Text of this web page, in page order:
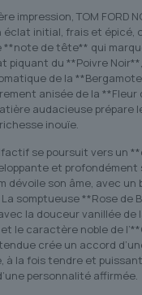
impression, TOM FORD
éclat initial, frais et épicé,
**note de tête** qui
piquant du **Poivre
de la
anisée de la
audacieuse prépare
inouïe.
se poursuit vers un
et profondément
dévoile son âme, avec
somptueuse **Rose de
la douceur vanillée de
et le caractère noble de
crée un accord
à la fois tendre et
personnalité affirmée.